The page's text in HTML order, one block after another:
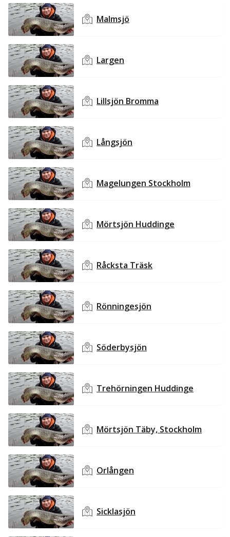
Malmsjö
Largen
Lillsjön Bromma
Långsjön
Magelungen Stockholm
Mörtsjön Huddinge
Råcksta Träsk
Rönningesjön
Söderbysjön
Trehörningen Huddinge
Mörtsjön Täby, Stockholm
Orlången
Sicklasjön